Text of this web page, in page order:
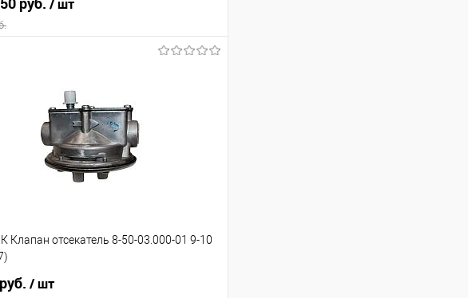
/ шт
в 1 клик
Сравнение
В наличии
Клапан отсекатель 8-50-03.000-01 9-10
/ шт